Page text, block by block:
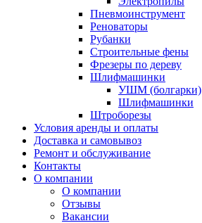
Пневмоинструмент
Реноваторы
Рубанки
Строительные фены
Фрезеры по дереву
Шлифмашинки
УШМ (болгарки)
Шлифмашинки
Штроборезы
Условия аренды и оплаты
Доставка и самовывоз
Ремонт и обслуживание
Контакты
О компании
О компании
Отзывы
Вакансии